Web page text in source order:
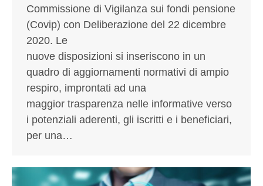
Commissione di Vigilanza sui fondi pensione
(Covip) con Deliberazione del 22 dicembre
2020. Le
nuove disposizioni si inseriscono in un
quadro di aggiornamenti normativi di ampio
respiro, improntati ad una
maggior trasparenza nelle informative verso
i potenziali aderenti, gli iscritti e i beneficiari,
per una…